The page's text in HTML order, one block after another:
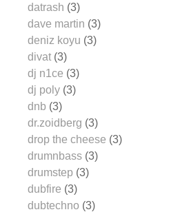
datrash (3)
dave martin (3)
deniz koyu (3)
divat (3)
dj n1ce (3)
dj poly (3)
dnb (3)
dr.zoidberg (3)
drop the cheese (3)
drumnbass (3)
drumstep (3)
dubfire (3)
dubtechno (3)